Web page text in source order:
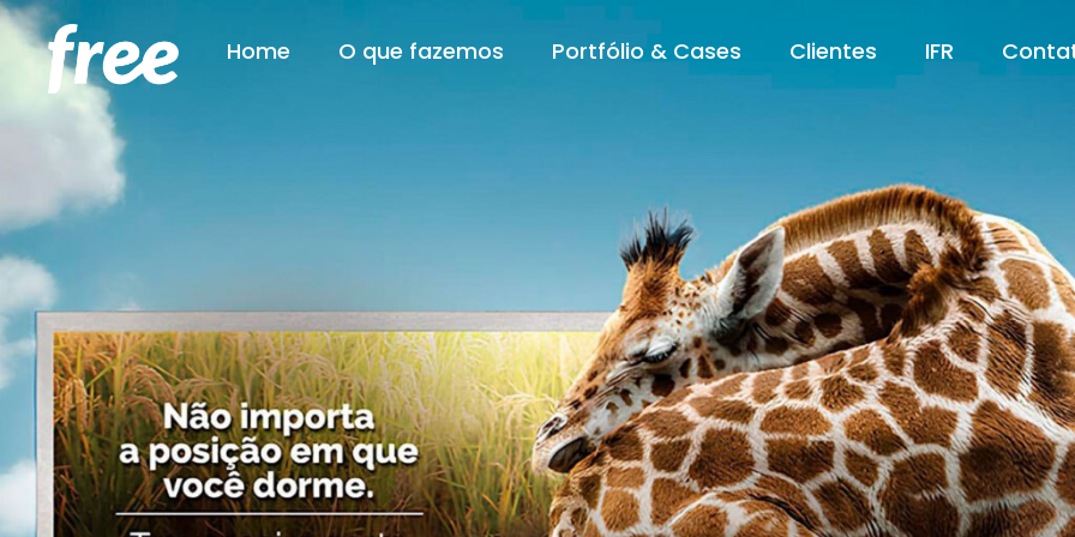
Home O que fazemos Portfólio & Cases Clientes IFR